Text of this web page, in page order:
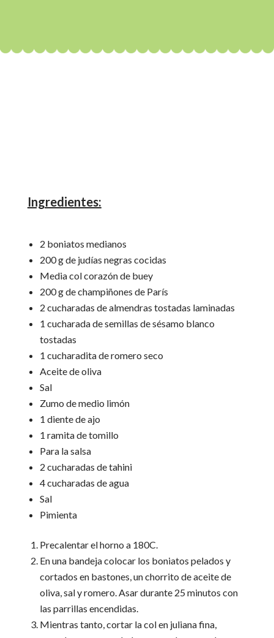
Ingredientes:
2 boniatos medianos
200 g de judías negras cocidas
Media col corazón de buey
200 g de champiñones de París
2 cucharadas de almendras tostadas laminadas
1 cucharada de semillas de sésamo blanco
tostadas
1 cucharadita de romero seco
Aceite de oliva
Sal
Zumo de medio limón
1 diente de ajo
1 ramita de tomillo
Para la salsa
2 cucharadas de tahini
4 cucharadas de agua
Sal
Pimienta
Precalentar el horno a 180C.
En una bandeja colocar los boniatos pelados y
cortados en bastones, un chorrito de aceite de
oliva, sal y romero. Asar durante 25 minutos con
las parrillas encendidas.
Mientras tanto, cortar la col en juliana fina,